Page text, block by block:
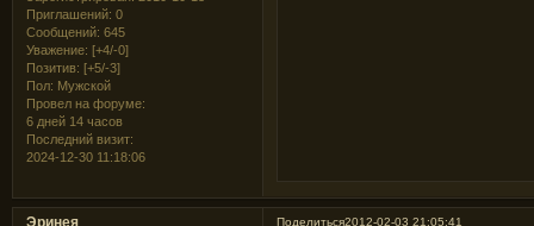
Приглашений: 0
Сообщений: 645
Уважение: [+4/-0]
Позитив: [+5/-3]
Пол: Мужской
Провел на форуме:
6 дней 14 часов
Последний визит:
2024-12-30 11:18:06
Поделиться2012-02-03 21:05:41
Эринея